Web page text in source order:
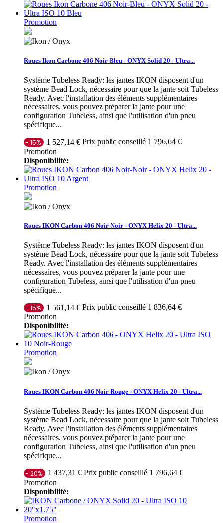
Promotion
Roues Ikon Carbone 406 Noir-Bleu - ONYX Solid 20 - Ultra...
Système Tubeless Ready: les jantes IKON disposent d'un
système Bead Lock, nécessaire pour que la jante soit Tubeless
Ready. Avec l'installation des éléments supplémentaires
nécessaires, vous pouvez préparer la jante pour une
configuration Tubeless, ainsi que l'utilisation d'un pneu
spécifique...
- 15% 1 527,14 € Prix public conseillé 1 796,64 €
Promotion
Disponibilité:
Promotion
Roues IKON Carbon 406 Noir-Noir - ONYX Helix 20 - Ultra...
Système Tubeless Ready: les jantes IKON disposent d'un
système Bead Lock, nécessaire pour que la jante soit Tubeless
Ready. Avec l'installation des éléments supplémentaires
nécessaires, vous pouvez préparer la jante pour une
configuration Tubeless, ainsi que l'utilisation d'un pneu
spécifique...
- 15% 1 561,14 € Prix public conseillé 1 836,64 €
Promotion
Disponibilité:
Promotion
Roues IKON Carbon 406 Noir-Rouge - ONYX Helix 20 - Ultra...
Système Tubeless Ready: les jantes IKON disposent d'un
système Bead Lock, nécessaire pour que la jante soit Tubeless
Ready. Avec l'installation des éléments supplémentaires
nécessaires, vous pouvez préparer la jante pour une
configuration Tubeless, ainsi que l'utilisation d'un pneu
spécifique...
- 20% 1 437,31 € Prix public conseillé 1 796,64 €
Promotion
Disponibilité:
Promotion